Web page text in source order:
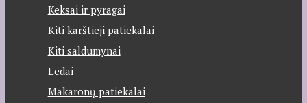
Keksai ir pyragai
Kiti karštieji patiekalai
Kiti saldumynai
Ledai
Makaronų patiekalai